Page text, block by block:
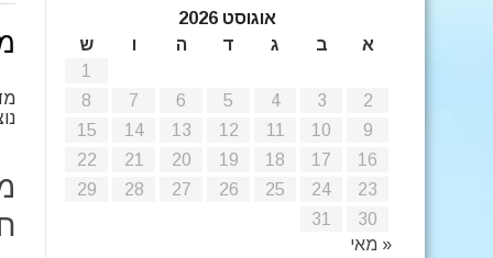
אוגוסט 2026
א
ב ג ד ה ו
ש
1
2
3
4
5
6
7
8
9
10
11
12
13
14
15
16
17
18
19
20
21
22
23
24
25
26
27
28
29
30
31
« מאי